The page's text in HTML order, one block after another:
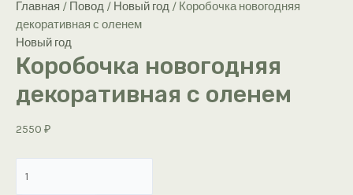
Главная / Повод / Новый год / Коробочка новогодняя
декоративная с оленем
Новый год
Коробочка новогодняя
декоративная с оленем
2550 ₽
товара